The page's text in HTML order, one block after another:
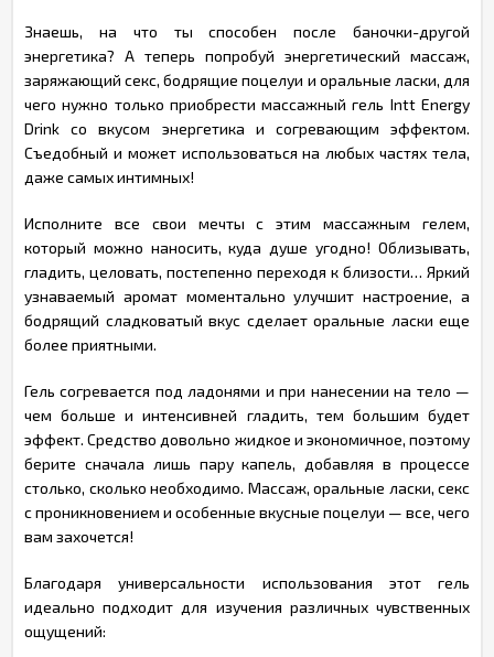
Знаешь, на что ты способен после баночки-другой
энергетика? А теперь попробуй энергетический массаж,
заряжающий секс, бодрящие поцелуи и оральные ласки, для
чего нужно только приобрести массажный гель Intt Energy
Drink со вкусом энергетика и согревающим эффектом.
Съедобный и может использоваться на любых частях тела,
даже самых интимных!
Исполните все свои мечты с этим массажным гелем,
который можно наносить, куда душе угодно! Облизывать,
гладить, целовать, постепенно переходя к близости… Яркий
узнаваемый аромат моментально улучшит настроение, а
бодрящий сладковатый вкус сделает оральные ласки еще
более приятными.
Гель согревается под ладонями и при нанесении на тело —
чем больше и интенсивней гладить, тем большим будет
эффект. Средство довольно жидкое и экономичное, поэтому
берите сначала лишь пару капель, добавляя в процессе
столько, сколько необходимо. Массаж, оральные ласки, секс
с проникновением и особенные вкусные поцелуи — все, чего
вам захочется!
Благодаря универсальности использования этот гель
идеально подходит для изучения различных чувственных
ощущений: